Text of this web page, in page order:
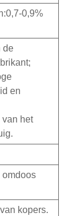
0,9%
de
en
van het
omdoos
kopers.